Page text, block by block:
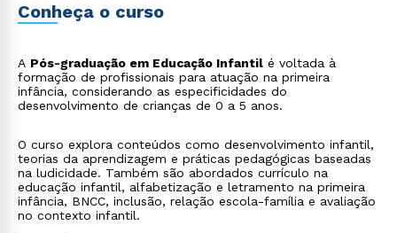
Conheça o curso
A Pós-graduação em Educação Infantil é voltada à
formação de profissionais para atuação na primeira
infância, considerando as especificidades do
desenvolvimento de crianças de 0 a 5 anos.
O curso explora conteúdos como desenvolvimento infantil,
teorias da aprendizagem e práticas pedagógicas baseadas
na ludicidade. Também são abordados currículo na
educação infantil, alfabetização e letramento na primeira
infância, BNCC, inclusão, relação escola-família e avaliação
no contexto infantil.